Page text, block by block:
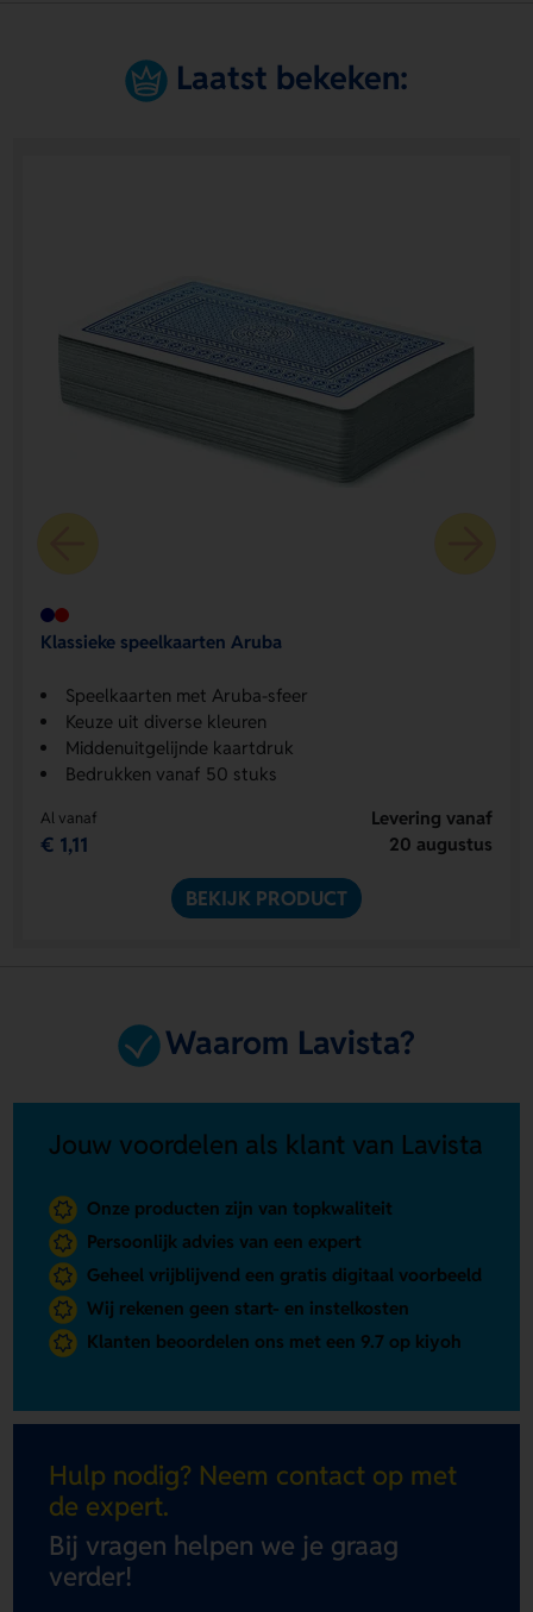
Laatst bekeken:
Klassieke speelkaarten Aruba
Speelkaarten met Aruba-sfeer
Keuze uit diverse kleuren
Middenuitgelijnde kaartdruk
Bedrukken vanaf 50 stuks
Al vanaf
€ 1,11
Levering vanaf
20 augustus
BEKIJK PRODUCT
Waarom Lavista?
Jouw voordelen als klant van Lavista
Onze producten zijn van topkwaliteit
Persoonlijk advies van een expert
Geheel vrijblijvend een gratis digitaal voorbeeld
Wij rekenen geen start- en instelkosten
Klanten beoordelen ons met een 9.7 op kiyoh
Hulp nodig? Neem contact op met
de expert.
Bij vragen helpen we je graag
verder!